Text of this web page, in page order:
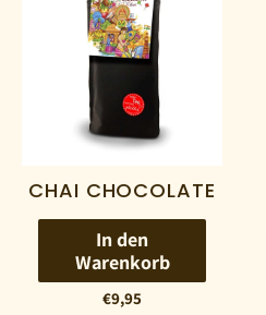
CHAI CHOCOLATE
In den
Warenkorb
€9,95